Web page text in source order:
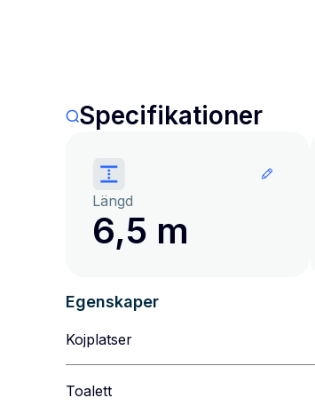
Specifikationer
Längd
6,5 m
Egenskaper
Kojplatser
Toalett